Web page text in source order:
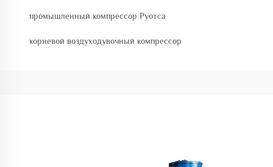
промышленный компрессор Руотса
корневой воздуходувочный компрессор